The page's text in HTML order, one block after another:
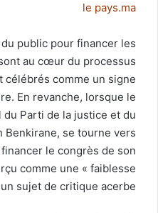
le pays.ma
public pour financer les
au cœur du processus
célébrés comme un signe
En revanche, lorsque le
Parti de la justice et du
Benkirane, se tourne vers
le congrès de son
comme une « faiblesse
sujet de critique acerbe.